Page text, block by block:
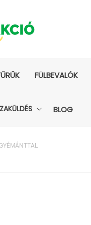
FÜLBEVALÓK
BLOG